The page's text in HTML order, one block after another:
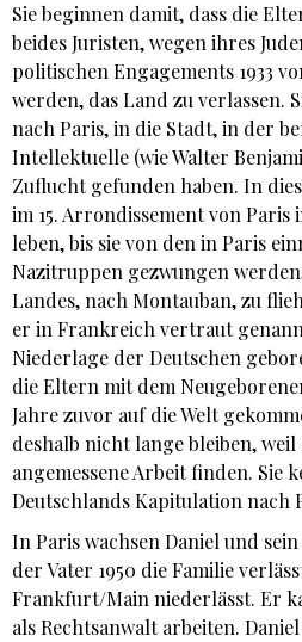
Sie beginnen damit, dass die
beides Juristen, wegen ihres
politischen Engagements 1933
werden, das Land zu verlassen.
nach Paris, in die Stadt, in der
Intellektuelle (wie Walter
Zuflucht gefunden haben. In
im 15. Arrondissement von Paris
leben, bis sie von den in Paris
Nazitruppen gezwungen
Landes, nach Montauban, zu
er in Frankreich vertraut
Niederlage der Deutschen
die Eltern mit dem
Jahre zuvor auf die Welt
deshalb nicht lange bleiben,
angemessene Arbeit finden. Sie
Deutschlands Kapitulation nach
In Paris wachsen Daniel und
der Vater 1950 die Familie
Frankfurt/Main niederlässt. Er
als Rechtsanwalt arbeiten.